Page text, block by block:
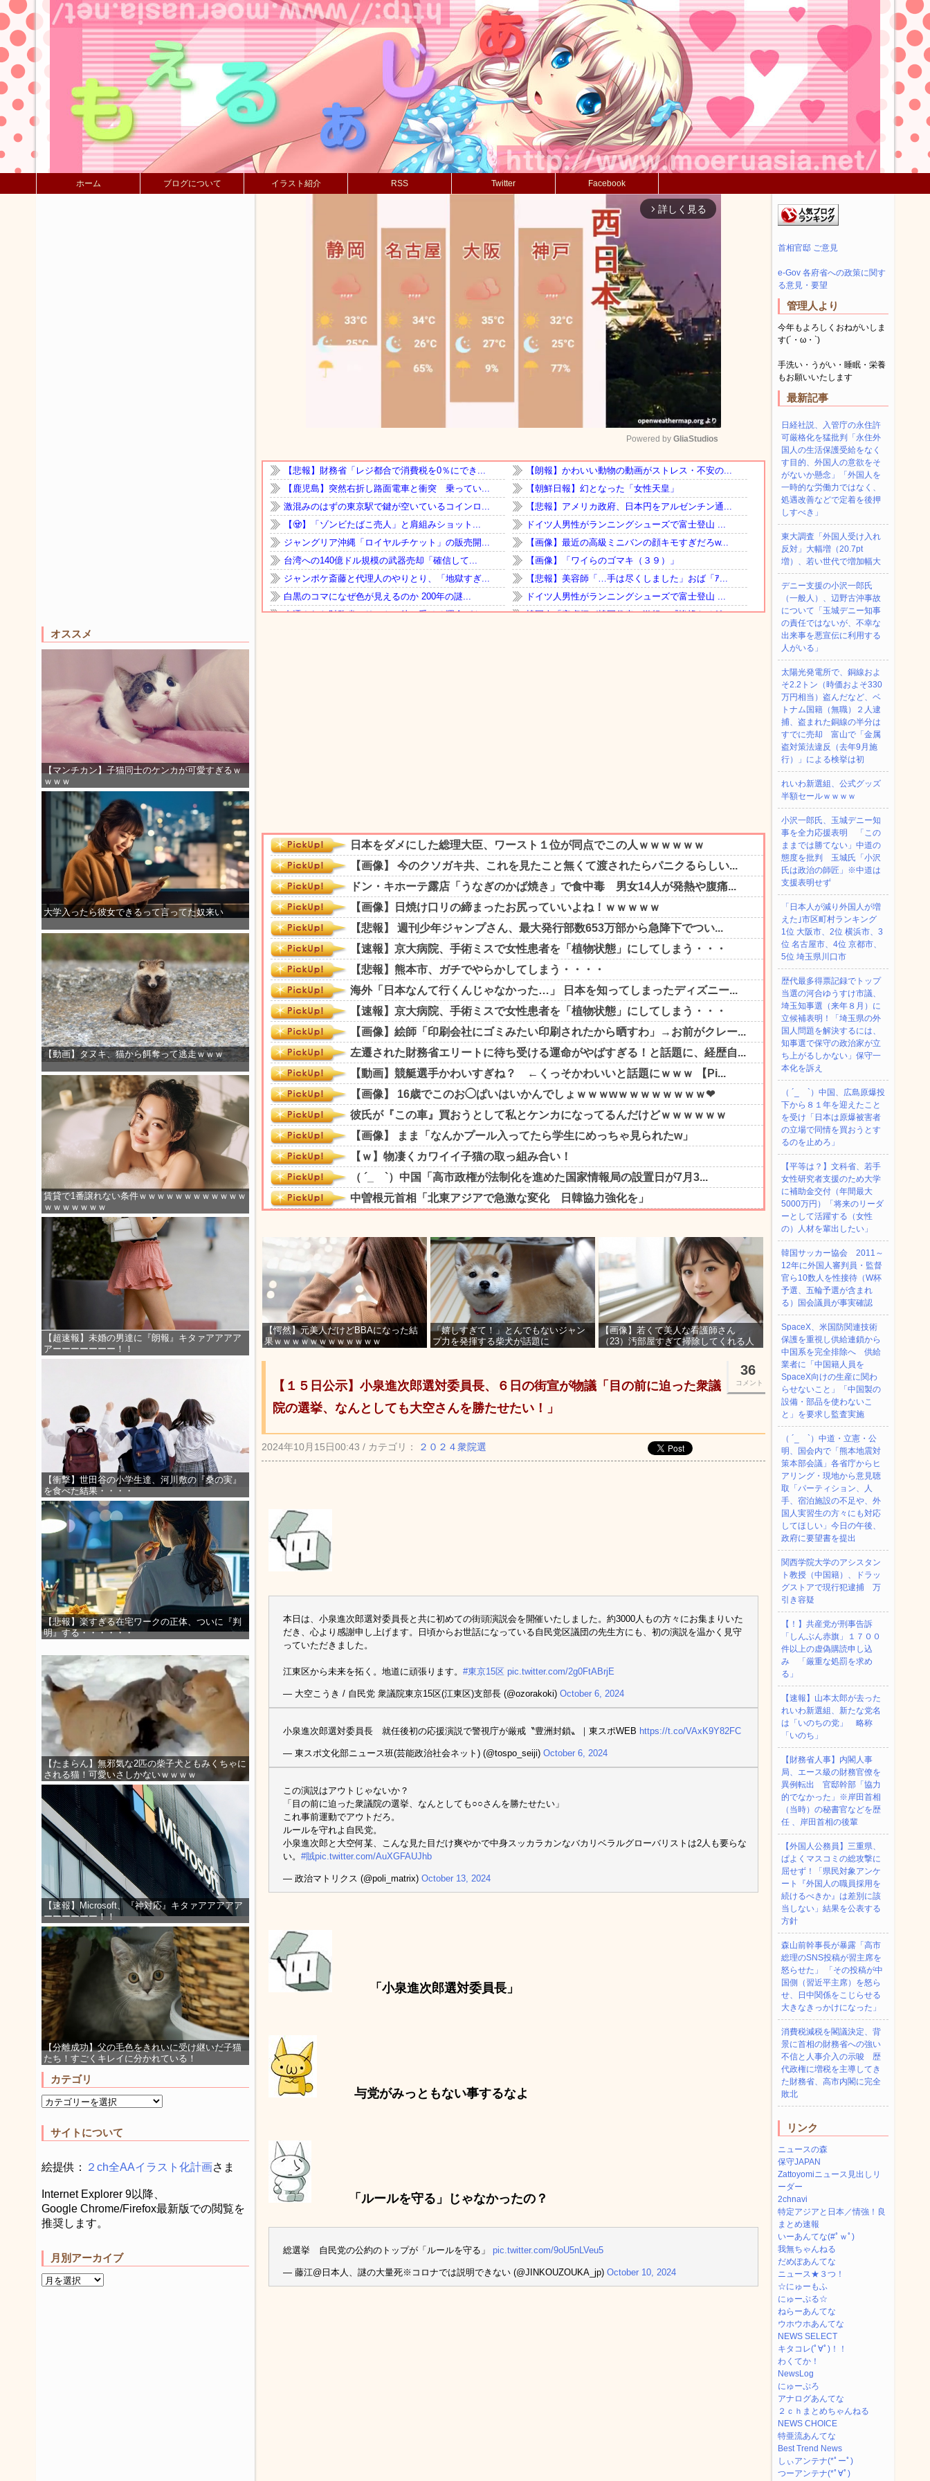
ホーム ブログについて イラスト紹介 RSS Twitter Facebook
オススメ
【マンチカン】子猫同士のケンカが可愛すぎるｗ
ｗｗｗ
大学入ったら彼女できるって言ってた奴来い
【動画】タヌキ、猫から餌奪って逃走ｗｗｗ
賃貸で1番譲れない条件ｗｗｗｗｗｗｗｗｗｗｗｗ
ｗｗｗｗｗｗｗ
【超速報】未婚の男達に『朗報』キタァアアアア
アーーーーーーー！！
【衝撃】世田谷の小学生達、河川敷の『桑の実』
を食べた結果・・・・
【悲報】楽すぎる在宅ワークの正体、ついに『判
明』する・・・・・・
【たまらん】無邪気な2匹の柴子犬ともみくちゃに
される猫！可愛いさしかないｗｗｗｗ
【速報】Microsoft、『神対応』キタァアアアアア
ーーーーーー！！
【分離成功】父の毛色をきれいに受け継いだ子猫
たち！すごくキレイに分かれている！
カテゴリ
サイトについて
絵提供： ２ch全AAイラスト化計画さま
Internet Explorer 9以降、
Google Chrome/Firefox最新版での閲覧を
推奨します。
月別アーカイブ
arrow_forward_ios 詳しく見る
Mute
Powered by GliaStudios
【愕然】元美人だけどBBAになった結
果ｗｗｗｗｗｗｗｗｗｗｗｗ
「嬉しすぎて！」とんでもないジャン
プ力を発揮する柴犬が話題に
【画像】若くて美人な看護師さん
（23）汚部屋すぎて掃除してくれる人
36
コメント
【１５日公示】小泉進次郎選対委員長、６日の街宣が物議「目の前に迫った衆議
院の選挙、なんとしても大空さんを勝たせたい！」
2024年10月15日00:43 / カテゴリ： ２０２４衆院選
本日は、小泉進次郎選対委員長と共に初めての街頭演説会を開催いたしました。約3000人もの方々にお集まりいた
だき、心より感謝申し上げます。日頃からお世話になっている自民党区議団の先生方にも、初の演説を温かく見守
っていただきました。
江東区から未来を拓く。地道に頑張ります。 #東京15区 pic.twitter.com/2g0FtABrjE
— 大空こうき / 自民党 衆議院東京15区(江東区)支部長 (@ozorakoki) October 6, 2024
小泉進次郎選対委員長 就任後初の応援演説で警視庁が厳戒〝豊洲封鎖〟｜東スポWEB https://t.co/VAxK9Y82FC
— 東スポ文化部ニュース班(芸能政治社会ネット) (@tospo_seiji) October 6, 2024
この演説はアウトじゃないか？
「目の前に迫った衆議院の選挙、なんとしても○○さんを勝たせたい」
これ事前運動でアウトだろ。
ルールを守れよ自民党。
小泉進次郎と大空何某、こんな見た目だけ爽やかで中身スッカラカンなバカリベラルグローバリストは2人も要らな
い。 #賊pic.twitter.com/AuXGFAUJhb
— 政治マトリクス (@poli_matrix) October 13, 2024
「小泉進次郎選対委員長」
与党がみっともない事するなよ
「ルールを守る」じゃなかったの？
総選挙 自民党の公約のトップが「ルールを守る」 pic.twitter.com/9oU5nLVeu5
— 藤江@日本人、謎の大量死※コロナでは説明できない (@JINKOUZOUKA_jp) October 10, 2024
首相官邸 ご意見
e-Gov 各府省への政策に関す
る意見・要望
管理人より
今年もよろしくおねがいしま
す(´・ω・`)
手洗い・うがい・睡眠・栄養
もお願いいたします
最新記事
日経社説、入管庁の永住許
可厳格化を猛批判「永住外
国人の生活保護受給をなく
す目的、外国人の意欲をそ
がないか懸念」「外国人を
一時的な労働力ではなく、
処遇改善などで定着を後押
しすべき」
東大調査「外国人受け入れ
反対」大幅増（20.7pt
増）、若い世代で増加幅大
デニー支援の小沢一郎氏
（一般人）、辺野古沖事故
について「玉城デニー知事
の責任ではないが、不幸な
出来事を悪宣伝に利用する
人がいる」
太陽光発電所で、銅線およ
そ2.2トン（時価およそ330
万円相当）盗んだなど、ベ
トナム国籍（無職）２人逮
捕、盗まれた銅線の半分は
すでに売却 富山で「金属
盗対策法違反（去年9月施
行）」による検挙は初
れいわ新選組、公式グッズ
半額セールｗｗｗｗ
小沢一郎氏、玉城デニー知
事を全力応援表明 「この
ままでは勝てない」中道の
態度を批判 玉城氏「小沢
氏は政治の師匠」※中道は
支援表明せず
「日本人が減り外国人が増
えた｣市区町村ランキング
1位 大阪市、2位 横浜市、3
位 名古屋市、4位 京都市、
5位 埼玉県川口市
歴代最多得票記録でトップ
当選の河合ゆうすけ市議、
埼玉知事選（来年８月）に
立候補表明！「埼玉県の外
国人問題を解決するには、
知事選で保守の政治家が立
ち上がるしかない」保守一
本化を訴え
（ ´_ゝ`）中国、広島原爆投
下から８１年を迎えたこと
を受け「日本は原爆被害者
の立場で同情を買おうとす
るのを止めろ」
【平等は？】文科省、若手
女性研究者支援のため大学
に補助金交付（年間最大
5000万円）「将来のリーダ
ーとして活躍する（女性
の）人材を輩出したい」
韓国サッカー協会 2011～
12年に外国人審判員・監督
官ら10数人を性接待（W杯
予選、五輪予選が含まれ
る）国会議員が事実確認
SpaceX、米国防関連技術
保護を重視し供給連鎖から
中国系を完全排除へ 供給
業者に「中国籍人員を
SpaceX向けの生産に関わ
らせないこと」「中国製の
設備・部品を使わないこ
と」を要求し監査実施
（ ´_ゝ`）中道・立憲・公
明、国会内で「熊本地震対
策本部会議」各省庁からヒ
アリング・現地から意見聴
取「パーティション、人
手、宿泊施設の不足や、外
国人実習生の方々にも対応
してほしい」今日の午後、
政府に要望書を提出
関西学院大学のアシスタン
ト教授（中国籍）、ドラッ
グストアで現行犯逮捕 万
引き容疑
【！】共産党が刑事告訴
「しんぶん赤旗」１７００
件以上の虚偽購読申し込
み 「厳重な処罰を求め
る」
【速報】山本太郎が去った
れいわ新選組、新たな党名
は「いのちの党」 略称
「いのち」
【財務省人事】内閣人事
局、エース級の財務官僚を
異例転出 官邸幹部「協力
的でなかった」※岸田首相
（当時）の秘書官などを歴
任 、岸田首相の後輩
【外国人公務員】三重県、
ぱよくマスコミの総攻撃に
屈せず！「県民対象アンケ
ート『外国人の職員採用を
続けるべきか』は差別に該
当しない」結果を公表する
方針
森山前幹事長が暴露「高市
総理のSNS投稿が習主席を
怒らせた」 「その投稿が中
国側（習近平主席）を怒ら
せ、日中関係をこじらせる
大きなきっかけになった」
消費税減税を閣議決定、背
景に首相の財務省への強い
不信と人事介入の示唆 歴
代政権に増税を主導してき
た財務省、高市内閣に完全
敗北
リンク
ニュースの森
保守JAPAN
Zattoyomiニュース見出しリ
ーダー
2chnavi
特定アジアと日本／情強！良
まとめ速報
いーあんてな(#ﾟｗﾟ)
我無ちゃんねる
だめぽあんてな
ニュース★３つ！
☆にゅーもふ
にゅーぷる☆
ねらーあんてな
ウホウホあんてな
NEWS SELECT
キタコレ(ﾟ∀ﾟ)！！
わくてか！
NewsLog
にゅーぷろ
アナログあんてな
２ｃｈまとめちゃんねる
NEWS CHOICE
特亜流あんてな
Best Trend News
しぃアンテナ(*ﾟーﾟ)
つーアンテナ(*ﾟ∀ﾟ)